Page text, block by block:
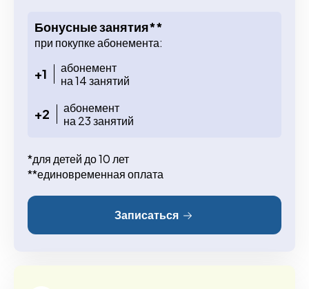
Бонусные занятия**
при покупке абонемента:
+1
абонемент
на 14 занятий
+2
абонемент
на 23 занятий
*для детей до 10 лет
**единовременная оплата
Записаться